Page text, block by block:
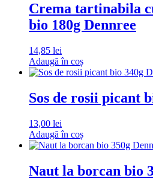
Crema tartinabila
bio 180g Dennree
14,85 lei
Adaugă în coș
Sos de rosii picant
13,00 lei
Adaugă în coș
Naut la borcan bio